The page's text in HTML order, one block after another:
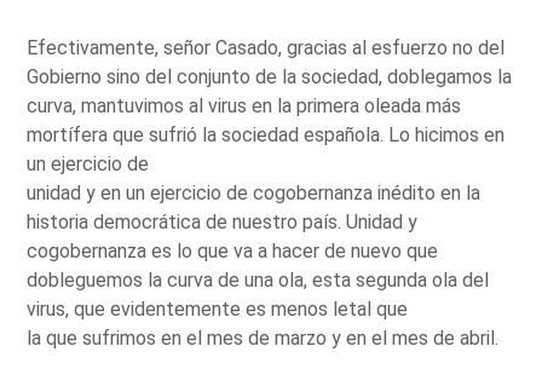
Efectivamente, señor Casado, gracias al esfuerzo no del
Gobierno sino del conjunto de la sociedad, doblegamos la
curva, mantuvimos al virus en la primera oleada más
mortífera que sufrió la sociedad española. Lo hicimos en
un ejercicio de
unidad y en un ejercicio de cogobernanza inédito en la
historia democrática de nuestro país. Unidad y
cogobernanza es lo que va a hacer de nuevo que
dobleguemos la curva de una ola, esta segunda ola del
virus, que evidentemente es menos letal que
la que sufrimos en el mes de marzo y en el mes de abril.